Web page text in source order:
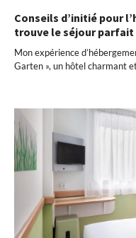
Conseils d’initié pour
trouve le séjour parfait
Mon expérience
Garten », un hôtel charmant